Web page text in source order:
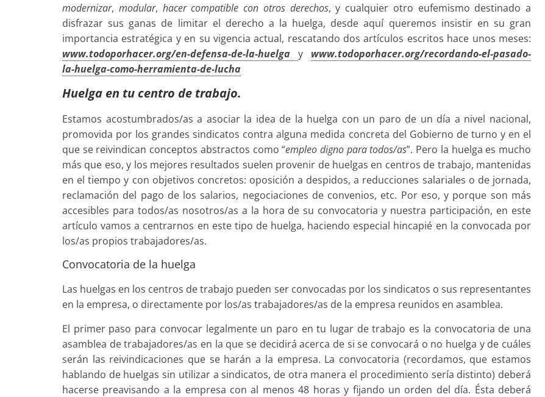
modernizar, modular, hacer compatible con otros derechos, y cualquier otro eufemismo destinado a
disfrazar sus ganas de limitar el derecho a la huelga, desde aquí queremos insistir en su gran
importancia estratégica y en su vigencia actual, rescatando dos artículos escritos hace unos meses:
www.todoporhacer.org/en-defensa-de-la-huelga y www.todoporhacer.org/recordando-el-pasado-
la-huelga-como-herramienta-de-lucha
Huelga en tu centro de trabajo.
Estamos acostumbrados/as a asociar la idea de la huelga con un paro de un día a nivel nacional,
promovida por los grandes sindicatos contra alguna medida concreta del Gobierno de turno y en el
que se reivindican conceptos abstractos como “empleo digno para todos/as”. Pero la huelga es mucho
más que eso, y los mejores resultados suelen provenir de huelgas en centros de trabajo, mantenidas
en el tiempo y con objetivos concretos: oposición a despidos, a reducciones salariales o de jornada,
reclamación del pago de los salarios, negociaciones de convenios, etc. Por eso, y porque son más
accesibles para todos/as no­sotros/as a la hora de su convocatoria y nuestra participación, en este
artículo vamos a centrarnos en este tipo de huelga, haciendo especial hincapié en la convocada por
los/as propios trabajadores/as.
Convocatoria de la huelga
Las huelgas en los centros de trabajo pueden ser convocadas por los sindicatos o sus representantes
en la empresa, o directamente por los/as trabajadores/as de la empresa reunidos en asamblea.
El primer paso para convocar legalmente un paro en tu lugar de trabajo es la convocatoria de una
asamblea de trabajadores/as en la que se decidirá acerca de si se convocará o no huelga y de cuáles
serán las reivindicaciones que se harán a la empresa. La convocatoria (re­cordamos, que estamos
hablando de huelgas sin utilizar a sindicatos, de otra manera el procedimiento sería distinto) deberá
hacerse pre­avisando a la empresa con al menos 48 horas y fijando un orden del día. Ésta deberá